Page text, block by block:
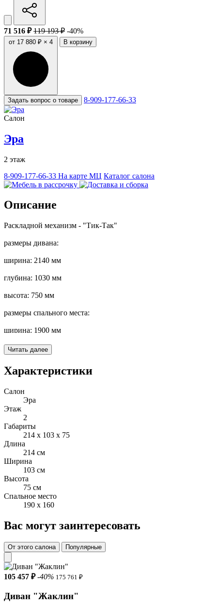
71 516 ₽ 119 193 ₽ -40%
от 17 880 ₽ × 4 В корзину
Задать вопрос о товаре 8-909-177-66-33
Салон
Эра
2 этаж
8-909-177-66-33 На карте МЦ Каталог салона
Описание
Раскладной механизм - "Тик-Так"
размеры дивана:
ширина: 2140 мм
глубина: 1030 мм
высота: 750 мм
размеры спального места:
ширина: 1900 мм
глубина: 1600 мм
Комфортное наполнение сиденья из высокоэластичного
латексированного материала сохранит вашу мебель на долгие
Описание
• Ножки металл, черные
• Ножки – 4 шт (конусообразные, закругленные)
• Ткань – букле Evanty 12, 16
• Тыльная часть — букле;
• Количество подушек - Диван 2 шт
• Сидение дивана единое
• Раскладной механизм тик-так
Читать далее
Характеристики
Салон
Эра
Этаж
2
Габариты
214 x 103 x 75
Длина
214 см
Ширина
103 см
Высота
75 см
Спальное место
190 x 160
Вас могут заинтересовать
От этого салона Популярные
105 457 ₽ -40% 175 761 ₽
Диван "Жаклин"